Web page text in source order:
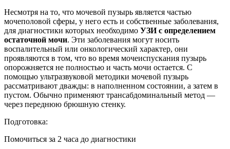
Несмотря на то, что мочевой пузырь является частью
мочеполовой сферы, у него есть и собственные заболевания,
для диагностики которых необходимо УЗИ с определением
остаточной мочи. Эти заболевания могут носить
воспалительный или онкологический характер, они
проявляются в том, что во время мочеиспускания пузырь
опорожняется не полностью и часть мочи остается. С
помощью ультразвуковой методики мочевой пузырь
рассматривают дважды: в наполненном состоянии, а затем в
пустом. Обычно применяют трансабдоминальный метод ―
через переднюю брюшную стенку.
Подготовка:
Помочиться за 2 часа до диагностики